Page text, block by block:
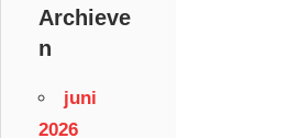
Archieve
n
juni
2026